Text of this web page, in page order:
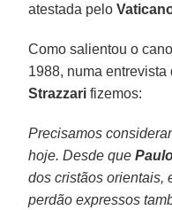
atestada peloVaticano
Como salientou o
1988, numa entrevista
Strazzari fizemos:
Precisamos
hoje. Desde que
dos cristãos orientais,
perdão expressos